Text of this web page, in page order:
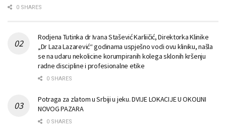
0 SHARES
Rodjena Tutinka dr Ivana Stašević Karliičić, Direktorka Klinike
„Dr Laza Lazarević“ godinama uspješno vodi ovu kliniku, našla
se na udaru nekolicine korumpiranih kolega sklonih kršenju
radne discipline i profesionalne etike
0 SHARES
Potraga za zlatom u Srbiji u jeku. DVIJE LOKACIJE U OKOLINI
NOVOG PAZARA
0 SHARES